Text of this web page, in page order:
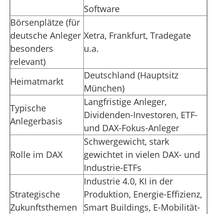
Software
Börsenplätze (für
deutsche Anleger
besonders
relevant)
Xetra, Frankfurt, Tradegate
u.a.
Heimatmarkt
Deutschland (Hauptsitz
München)
Typische
Anlegerbasis
Langfristige Anleger,
Dividenden-Investoren, ETF-
und DAX-Fokus-Anleger
Rolle im DAX
Schwergewicht, stark
gewichtet in vielen DAX- und
Industrie-ETFs
Strategische
Zukunftsthemen
Industrie 4.0, KI in der
Produktion, Energie-Effizienz,
Smart Buildings, E-Mobilität-